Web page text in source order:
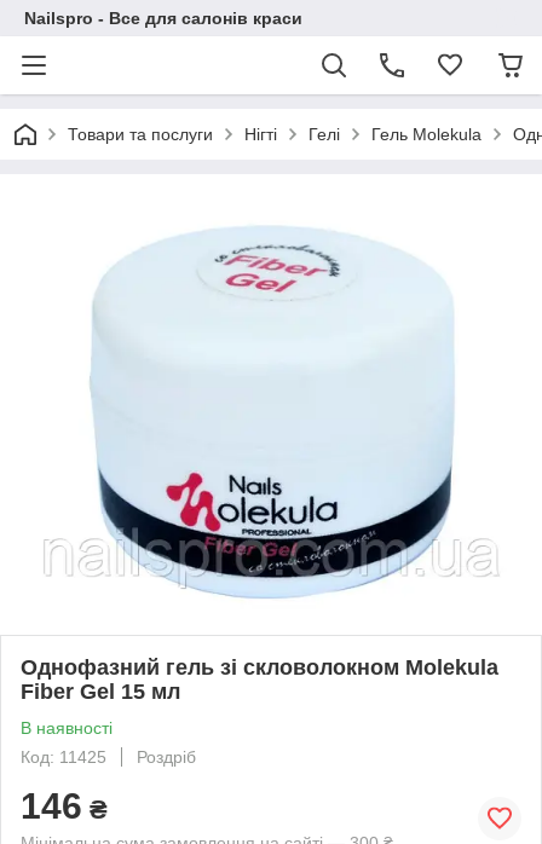
Nailspro - Все для салонів краси
Товари та послуги Нігті Гелі Гель Molekula
Однофазний гель зі скловолокном Molekula
Fiber Gel 15 мл
В наявності
Код: 11425
Роздріб
146 ₴